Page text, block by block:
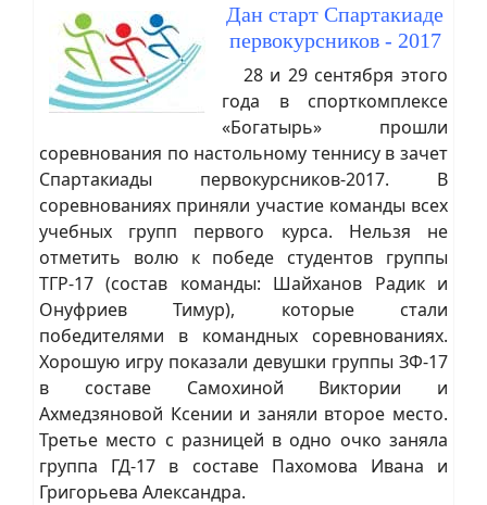
Дан старт Спартакиаде
первокурсников - 2017
28 и 29 сентября этого
года в спорткомплексе
«Богатырь» прошли
соревнования по настольному теннису в зачет
Спартакиады первокурсников-2017. В
соревнованиях приняли участие команды всех
учебных групп первого курса. Нельзя не
отметить волю к победе студентов группы
ТГР-17 (состав команды: Шайханов Радик и
Онуфриев Тимур), которые стали
победителями в командных соревнованиях.
Хорошую игру показали девушки группы ЗФ-17
в составе Самохиной Виктории и
Ахмедзяновой Ксении и заняли второе место.
Третье место с разницей в одно очко заняла
группа ГД-17 в составе Пахомова Ивана и
Григорьева Александра.